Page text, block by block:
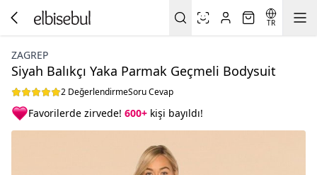
TR
ZAGREP
Siyah Balıkçı Yaka Parmak Geçmeli Bodysuit
2 DeğerlendirmeSoru Cevap
Favorilerde zirvede! 600+ kişi bayıldı!